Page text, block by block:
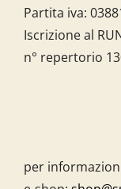
Partita iva:
Iscrizione al
n° repertorio
per